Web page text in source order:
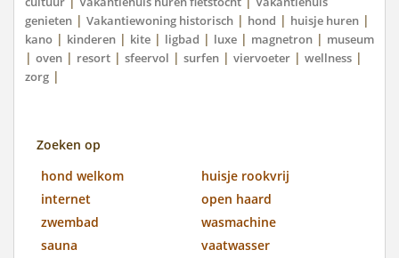
genieten | Vakantiewoning historisch | hond | huisje huren |
kano | kinderen | kite | ligbad | luxe | magnetron | museum
| oven | resort | sfeervol | surfen | viervoeter | wellness |
zorg |
Zoeken op
hond welkom
huisje rookvrij
internet
open haard
zwembad
wasmachine
sauna
vaatwasser